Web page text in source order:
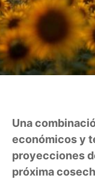
Una
económicos y
proyecciones
próxima